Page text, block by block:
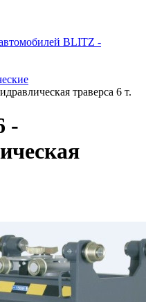
BLITZ -
траверса 6 т.
-